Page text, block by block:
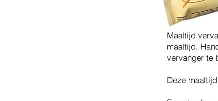
Maaltijd
maaltijd.
vervanger te
Deze